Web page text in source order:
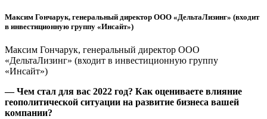
Максим Гончарук, генеральный директор ООО «ДельтаЛизинг» (входит
в инвестиционную группу «Инсайт»)
Максим Гончарук, генеральный директор ООО
«ДельтаЛизинг» (входит в инвестиционную группу
«Инсайт»)
— Чем стал для вас 2022 год? Как оцениваете влияние
геополитической ситуации на развитие бизнеса вашей
компании?